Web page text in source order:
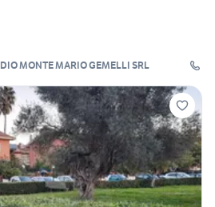
MONTE MARIO GEMELLI SRL